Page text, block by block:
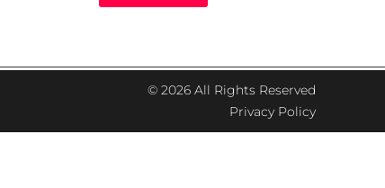
© 2026 All Rights Reserved
Privacy Policy